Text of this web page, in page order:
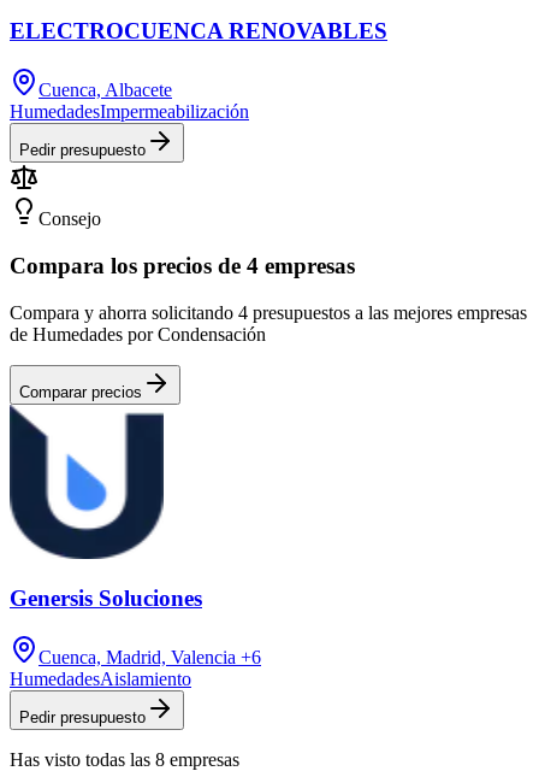
ELECTROCUENCA RENOVABLES
Cuenca, Albacete
HumedadesImpermeabilización
Pedir presupuesto
Consejo
Compara los precios de 4 empresas
Compara y ahorra solicitando 4 presupuestos a las mejores empresas
de Humedades por Condensación
Comparar precios
Genersis Soluciones
Cuenca, Madrid, Valencia +6
HumedadesAislamiento
Pedir presupuesto
Has visto todas las 8 empresas